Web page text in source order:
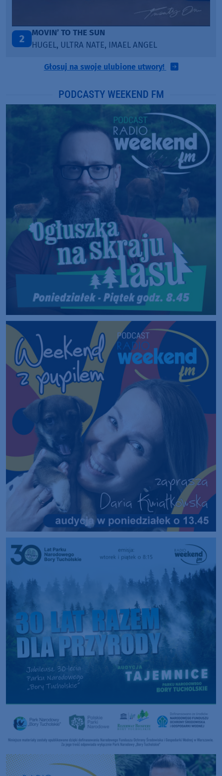
3
ITEPE ITEDE
SANAH
Głosuj na swoje ulubione utwory!
PODCASTY WEEKEND FM